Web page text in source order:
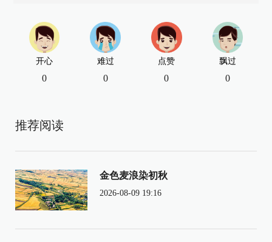
开心
0
难过
0
点赞
0
飘过
0
推荐阅读
金色麦浪染初秋
2026-08-09 19:16